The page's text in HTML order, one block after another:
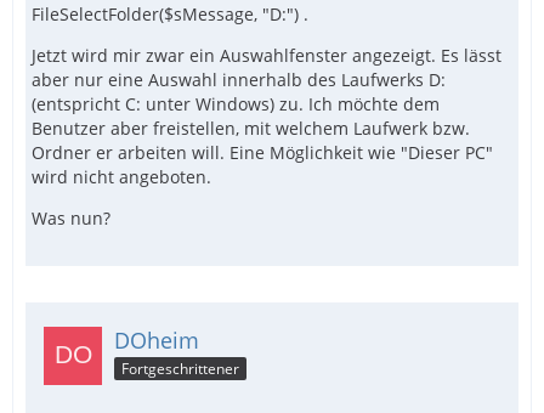
FileSelectFolder($sMessage, "D:") .
Jetzt wird mir zwar ein Auswahlfenster angezeigt. Es lässt
aber nur eine Auswahl innerhalb des Laufwerks D:
(entspricht C: unter Windows) zu. Ich möchte dem
Benutzer aber freistellen, mit welchem Laufwerk bzw.
Ordner er arbeiten will. Eine Möglichkeit wie "Dieser PC"
wird nicht angeboten.
Was nun?
DOheim
Fortgeschrittener